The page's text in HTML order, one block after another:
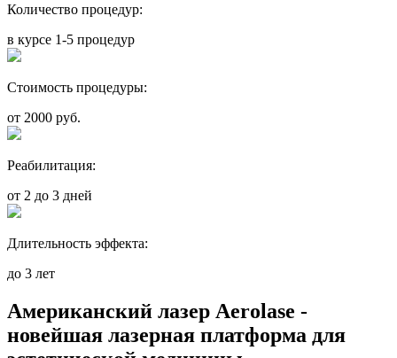
Количество процедур:
в курсе 1-5 процедур
Стоимость процедуры:
от 2000 руб.
Реабилитация:
от 2 до 3 дней
Длительность эффекта:
до 3 лет
Американский лазер Aerolase -
новейшая лазерная платформа для